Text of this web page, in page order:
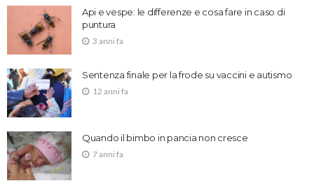
Api e vespe: le differenze e cosa fare in caso di
puntura
3 anni fa
Sentenza finale per la frode su vaccini e autismo
12 anni fa
Quando il bimbo in pancia non cresce
7 anni fa